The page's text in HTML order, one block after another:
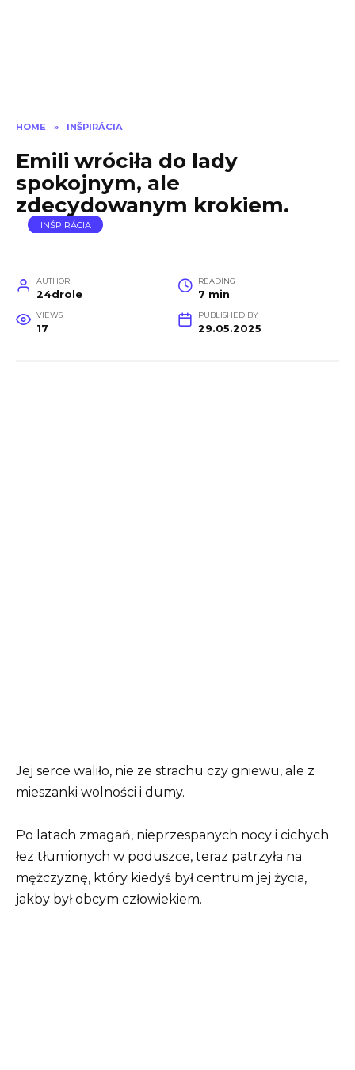
HOME » INŠPIRÁCIA
Emili wróciła do lady
spokojnym, ale
zdecydowanym krokiem.
INŠPIRÁCIA
AUTHOR
24drole
READING
7 min
VIEWS
17
PUBLISHED BY
29.05.2025
Jej serce waliło, nie ze strachu czy gniewu, ale z
mieszanki wolności i dumy.
Po latach zmagań, nieprzespanych nocy i cichych
łez tłumionych w poduszce, teraz patrzyła na
mężczyznę, który kiedyś był centrum jej życia,
jakby był obcym człowiekiem.